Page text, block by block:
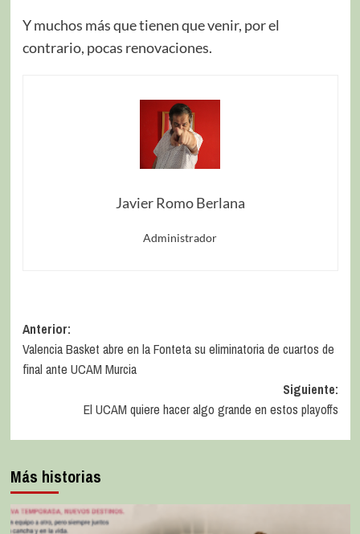
Y muchos más que tienen que venir, por el
contrario, pocas renovaciones.
Javier Romo Berlana
Administrador
Anterior:
Valencia Basket abre en la Fonteta su eliminatoria de cuartos de
final ante UCAM Murcia
Siguiente:
El UCAM quiere hacer algo grande en estos playoffs
Más historias